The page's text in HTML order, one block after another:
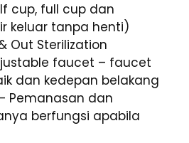
cup, full cup dan
keluar tanpa henti)
Out Sterilization
faucet – faucet
dan kedepan belakang
Pemanasan dan
berfungsi apabila